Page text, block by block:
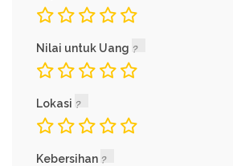
Nilai untuk Uang
Lokasi
Kebersihan